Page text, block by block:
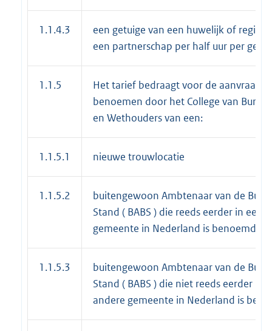
1.1.4.3
een getuige van een huwelijk of
een partnerschap per half uur per
1.1.5
Het tarief bedraagt voor de aanvraag
benoemen door het College van
en Wethouders van een:
1.1.5.1 nieuwe trouwlocatie
1.1.5.2
buitengewoon Ambtenaar van de
Stand ( BABS ) die reeds eerder in een
gemeente in Nederland is benoemd
1.1.5.3
buitengewoon Ambtenaar van de
Stand ( BABS ) die niet reeds eerder in
andere gemeente in Nederland is